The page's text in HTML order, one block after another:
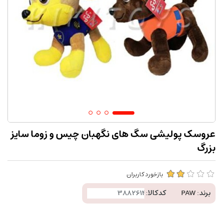
عروسک پولیشی سگ های نگهبان چیس و زوما سایز
بزرگ
بازخورد کاربران
برند:PAW کدکالا: